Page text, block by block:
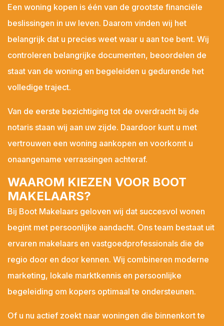
Een woning kopen is één van de grootste financiële
beslissingen in uw leven. Daarom vinden wij het
belangrijk dat u precies weet waar u aan toe bent. Wij
controleren belangrijke documenten, beoordelen de
staat van de woning en begeleiden u gedurende het
volledige traject.
Van de eerste bezichtiging tot de overdracht bij de
notaris staan wij aan uw zijde. Daardoor kunt u met
vertrouwen een woning aankopen en voorkomt u
onaangename verrassingen achteraf.
WAAROM KIEZEN VOOR BOOT
MAKELAARS?
Bij Boot Makelaars geloven wij dat succesvol wonen
begint met persoonlijke aandacht. Ons team bestaat uit
ervaren makelaars en vastgoedprofessionals die de
regio door en door kennen. Wij combineren moderne
marketing, lokale marktkennis en persoonlijke
begeleiding om kopers optimaal te ondersteunen.
Of u nu actief zoekt naar woningen die binnenkort te